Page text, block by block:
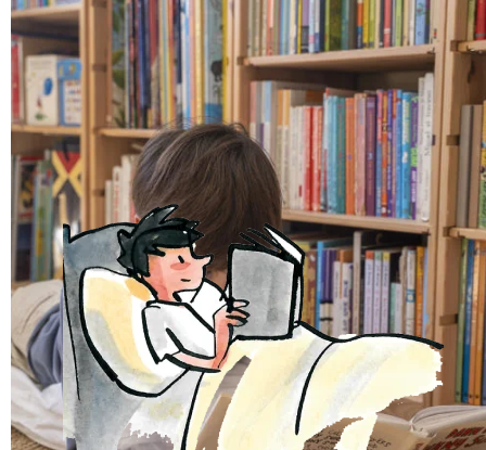
Te sentirás
menos perdido al abordar el
tema de la lectura con tus hijos.
Entenderás mejor
cómo instaurar la
lectura por placer
en casa.
Podrásfortalecer los lazos emocionales
con tus hijos a través de los libros.
Aprende a incorporar la lectura
como una opción de
pasatiempo preferida
Sabemos que hoy en día es difícil encontrar
el tiempo y la calmaadecuados para
dedicarle a la lectura por placer, por eso te
vamos a dar3 claves para que aprendas a